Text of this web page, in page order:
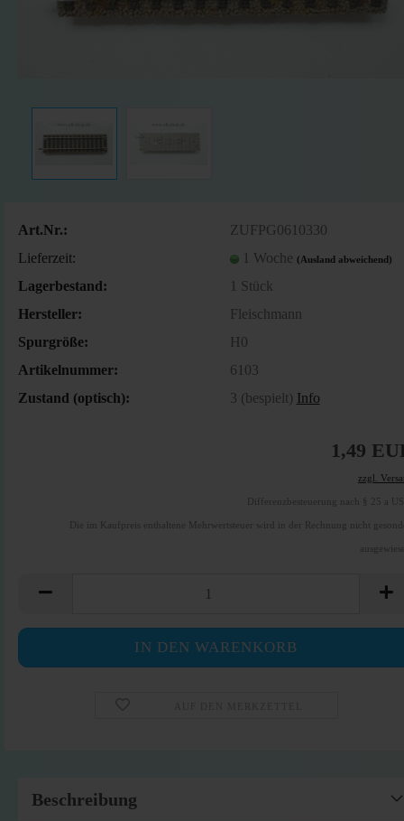
Art.Nr.:
ZUFPG0610330
Lieferzeit:
1 Woche (Ausland abweichend)
Lagerbestand: 1 Stück
Hersteller:
Fleischmann
Spurgröße:
H0
Artikelnummer:
6103
Zustand (optisch):
3 (bespielt) Info
1,49
zzgl.
Differenzbesteuerung nach § 25 a
Die im Kaufpreis enthaltene Mehrwertsteuer wird in der Rechnung nicht
Beschreibung